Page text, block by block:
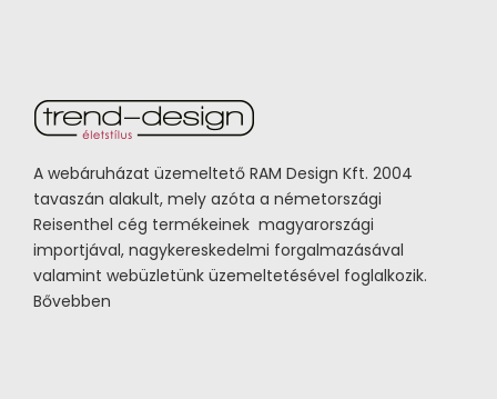
A webáruházat üzemeltető RAM Design Kft. 2004
tavaszán alakult, mely azóta a németországi
Reisenthel cég termékeinek magyarországi
importjával, nagykereskedelmi forgalmazásával
valamint webüzletünk üzemeltetésével foglalkozik.
Bővebben